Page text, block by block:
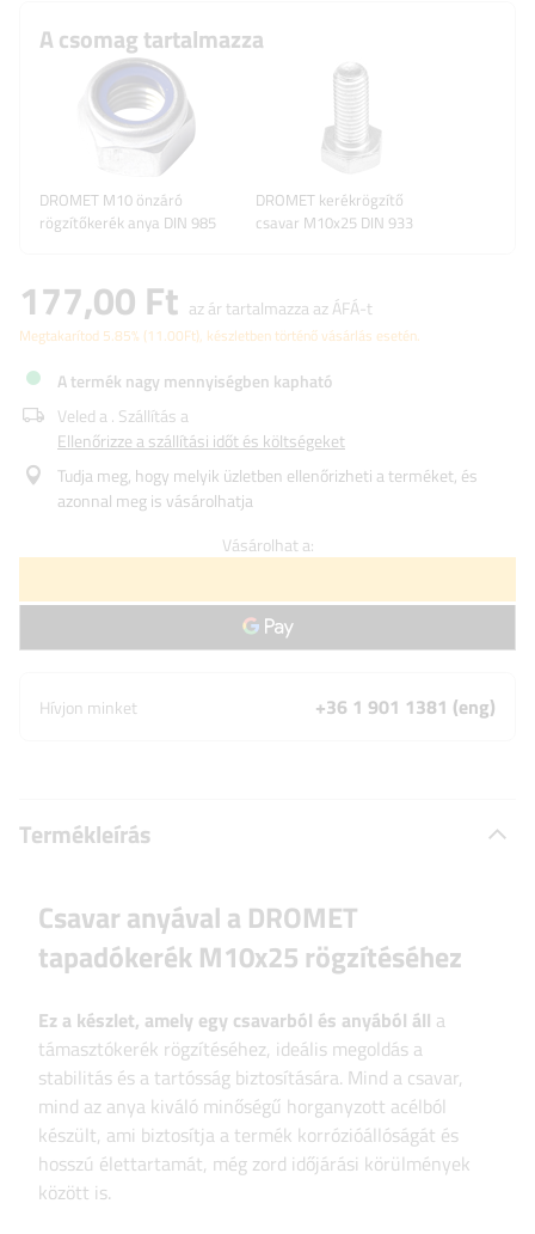
A csomag tartalmazza
DROMET M10 önzáró
rögzítőkerék anya DIN 985
DROMET kerékrögzítő
csavar M10x25 DIN 933
177,00 Ft az ár tartalmazza az ÁFÁ-t
Megtakarítod 5.85% (11.00Ft), készletben történő vásárlás esetén.
A termék nagy mennyiségben kapható
Veled a. Szállítás a
Ellenőrizze a szállítási időt és költségeket
Tudja meg, hogy melyik üzletben ellenőrizheti a terméket, és
azonnal meg is vásárolhatja
Vásárolhat a:
Hívjon minket +36 1 901 1381 (eng)
Termékleírás
Csavar anyával a DROMET
tapadókerék M10x25 rögzítéséhez
Ez a készlet, amely egy csavarból és anyából áll a
támasztókerék rögzítéséhez, ideális megoldás a
stabilitás és a tartósság biztosítására. Mind a csavar,
mind az anya kiváló minőségű horganyzott acélból
készült, ami biztosítja a termék korrózióállóságát és
hosszú élettartamát, még zord időjárási körülmények
között is.